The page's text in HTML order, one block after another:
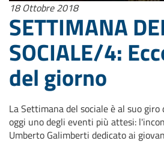
18 Ottobre 2018
SETTIMANA
SOCIALE/4:
del giorno
La Settimana del sociale è al suo giro
oggi uno degli eventi più attesi:
Umberto Galimberti dedicato ai